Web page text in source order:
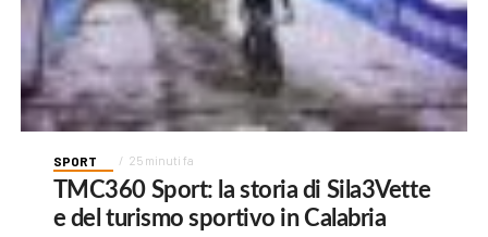
SPORT 25 minuti fa
TMC360 Sport: la storia di Sila3Vette
e del turismo sportivo in Calabria